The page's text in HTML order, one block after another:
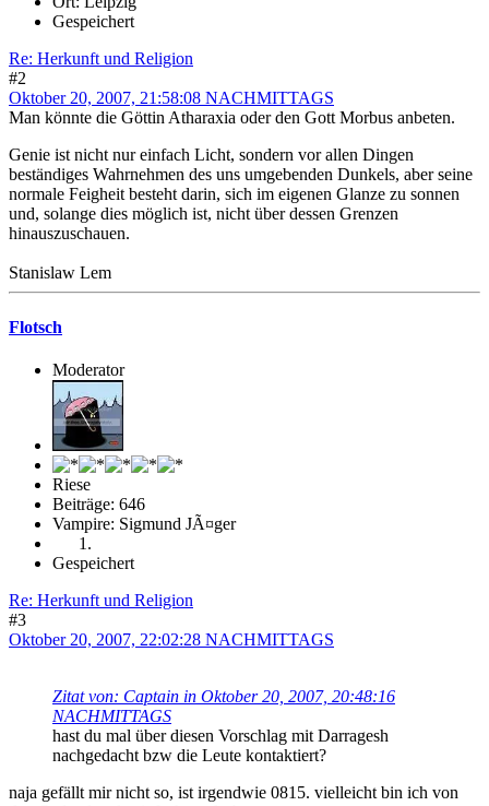
Gespeichert
Re: Herkunft und Religion
#2
Oktober 20, 2007, 21:58:08 NACHMITTAGS
Man könnte die Göttin Atharaxia oder den Gott Morbus anbeten.
Genie ist nicht nur einfach Licht, sondern vor allen Dingen
beständiges Wahrnehmen des uns umgebenden Dunkels, aber seine
normale Feigheit besteht darin, sich im eigenen Glanze zu sonnen
und, solange dies möglich ist, nicht über dessen Grenzen
hinauszuschauen.
Stanislaw Lem
Flotsch
Moderator
Riese
Beiträge: 646
Vampire: Sigmund JÃ¤ger
Gespeichert
Re: Herkunft und Religion
#3
Oktober 20, 2007, 22:02:28 NACHMITTAGS
Zitat von: Captain in Oktober 20, 2007, 20:48:16
NACHMITTAGS
hast du mal über diesen Vorschlag mit Darragesh
nachgedacht bzw die Leute kontaktiert?
naja gefällt mir nicht so, ist irgendwie 0815. vielleicht bin ich von